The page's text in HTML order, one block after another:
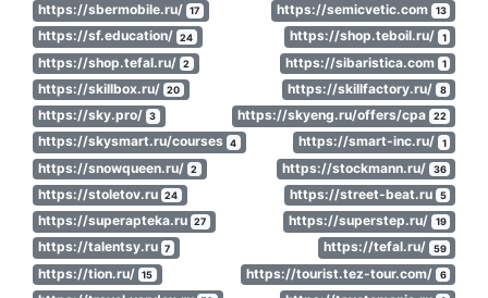
https://sbermobile.ru/ 17 https://semicvetic.com 13
https://sf.education/ 24 https://shop.teboil.ru/ 1
https://shop.tefal.ru/ 2 https://sibaristica.com 1
https://skillbox.ru/ 20 https://skillfactory.ru/ 8
https://sky.pro/ 3 https://skyeng.ru/offers/cpa 22
https://skysmart.ru/courses 4 https://smart-inc.ru/ 1
https://snowqueen.ru/ 2 https://stockmann.ru/ 36
https://stoletov.ru 24 https://street-beat.ru 5
https://superapteka.ru 27 https://superstep.ru/ 19
https://talentsy.ru 7 https://tefal.ru/ 59
https://tion.ru/ 15 https://tourist.tez-tour.com/ 6